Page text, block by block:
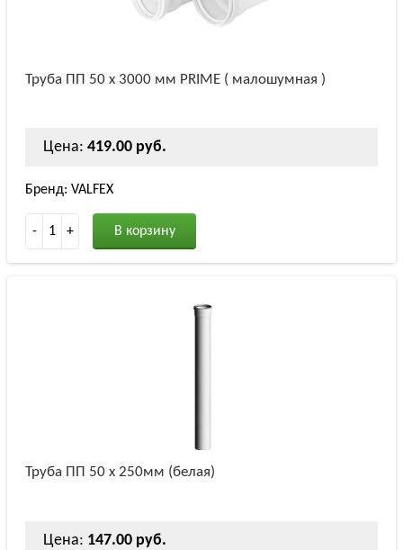
Труба ПП 50 х 3000 мм PRIME ( малошумная )
Цена: 419.00 руб.
Бренд: VALFEX
- 1 + В корзину
Труба ПП 50 х 250мм (белая)
Цена: 147.00 руб.